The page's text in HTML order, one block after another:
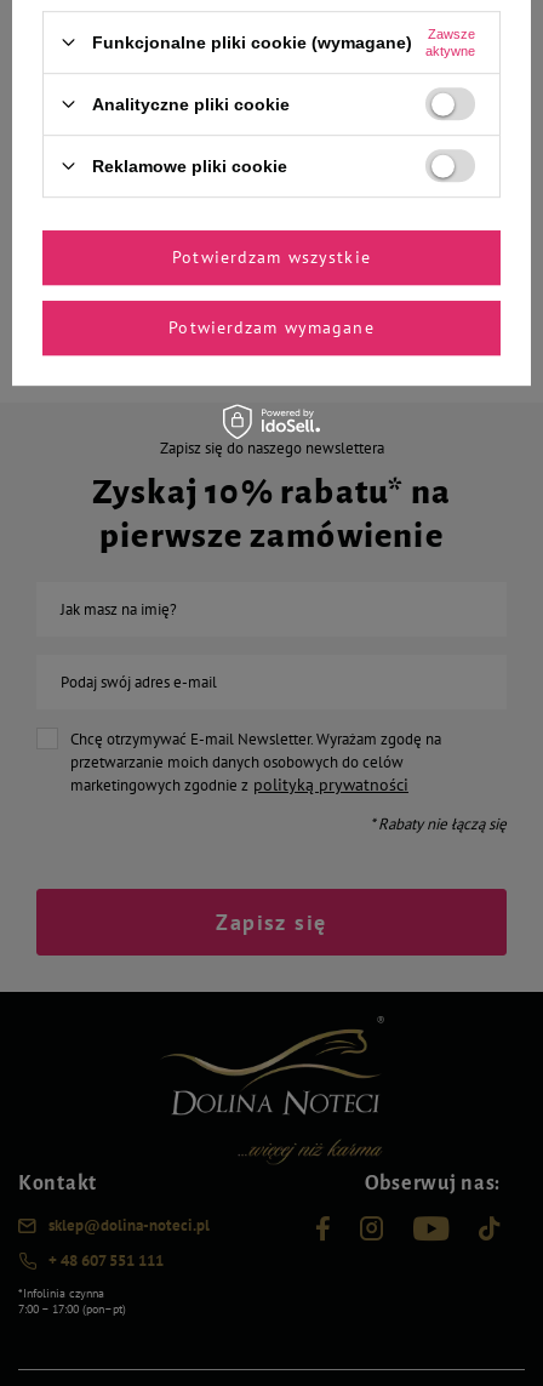
Twój pupil ucieszy się także
z...
nasionami chia i miętą zestaw 10
x 85 g
jagodami zestaw 10 x 85 g
40,30 zł
Zapisz się do naszego newslettera
Zyskaj 10% rabatu* na
pierwsze zamówienie
Jak masz na imię?
Podaj swój adres e-mail
Chcę otrzymywać E-mail Newsletter. Wyrażam zgodę na
przetwarzanie moich danych osobowych do celów
marketingowych zgodnie z polityką prywatności
* Rabaty nie łączą się
Zapisz się
Kontakt
sklep@dolina-noteci.pl
+ 48 607 551 111
*Infolinia czynna
7:00 – 17:00 (pon–pt)
Obserwuj nas:
Funkcjonalne pliki cookie (wymagane)
Zawsze
aktywne
Analityczne pliki cookie
Reklamowe pliki cookie
Potwierdzam wymagane
Potwierdzam wszystkie